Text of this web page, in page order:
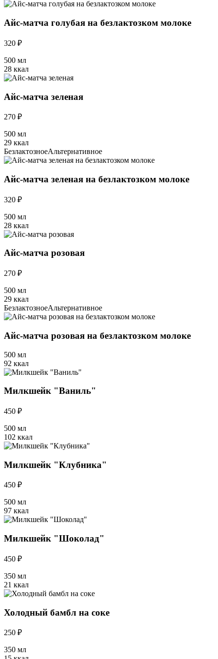
Айс-матча голубая на безлактозком молоке
320 ₽
500 мл
28 ккал
Айс-матча зеленая
270 ₽
500 мл
29 ккал
БезлактозноеАльтернативное
Айс-матча зеленая на безлактозком молоке
320 ₽
500 мл
28 ккал
Айс-матча розовая
270 ₽
500 мл
29 ккал
БезлактозноеАльтернативное
Айс-матча розовая на безлактозком молоке
500 мл
92 ккал
Милкшейк "Ваниль"
450 ₽
500 мл
102 ккал
Милкшейк "Клубника"
450 ₽
500 мл
97 ккал
Милкшейк "Шоколад"
450 ₽
350 мл
21 ккал
Холодный бамбл на соке
250 ₽
350 мл